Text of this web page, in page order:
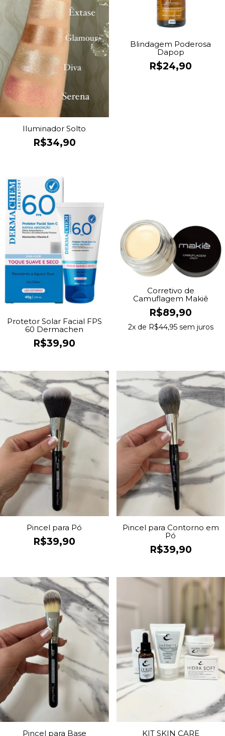
Iluminador Solto
R$34,90
Blindagem Poderosa
Dapop
R$24,90
Protetor Solar Facial FPS
60 Dermachen
R$39,90
Corretivo de
Camuflagem Makiê
R$89,90
2x de R$44,95sem juros
Pincel para Pó
R$39,90
Pincel para Contorno em
Pó
R$39,90
Pincel para Base KIT SKIN CARE